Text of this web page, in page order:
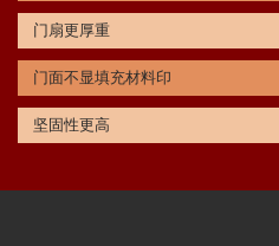
门扇更厚重
门面不显填充材料印
坚固性更高